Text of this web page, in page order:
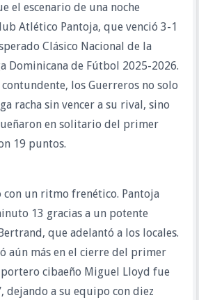
el escenario de una noche
Atlético Pantoja, que venció 3-1
Clásico Nacional de la
Dominicana de Fútbol 2025-2026.
los Guerreros no solo
racha sin vencer a su rival, sino
en solitario del primer
19 puntos.
con un ritmo frenético. Pantoja
13 gracias a un potente
que adelantó a los locales.
aún más en el cierre del primer
cibaeño Miguel Lloyd fue
dejando a su equipo con diez